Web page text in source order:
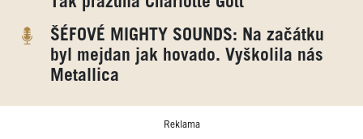
ŠÉFOVÉ MIGHTY SOUNDS: Na začátku
byl mejdan jak hovado. Vyškolila nás
Metallica
Reklama